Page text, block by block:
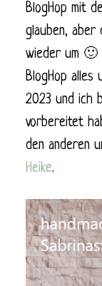
BlogHop mit
glauben,
wieder um 🙂
BlogHop alles
2023 und ich
vorbereitet
den anderen
Heike.